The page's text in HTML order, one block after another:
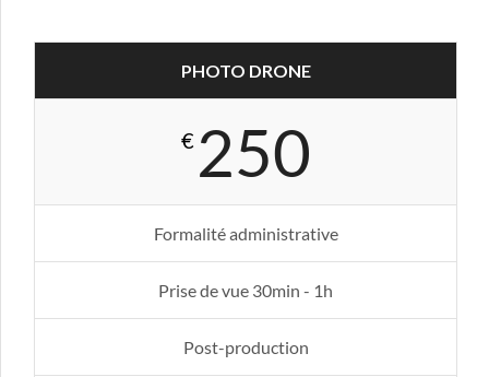
PHOTO DRONE
€ 250
Formalité administrative
Prise de vue 30min - 1h
Post-production